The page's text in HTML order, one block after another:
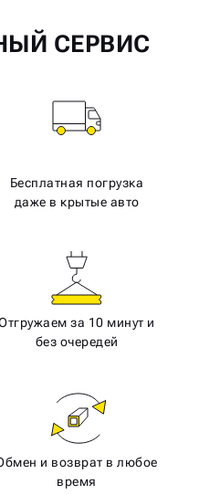
СЕРВИС
Бесплатная погрузка
даже в крытые авто
за 10 минут и
без очередей
и возврат в любое
время